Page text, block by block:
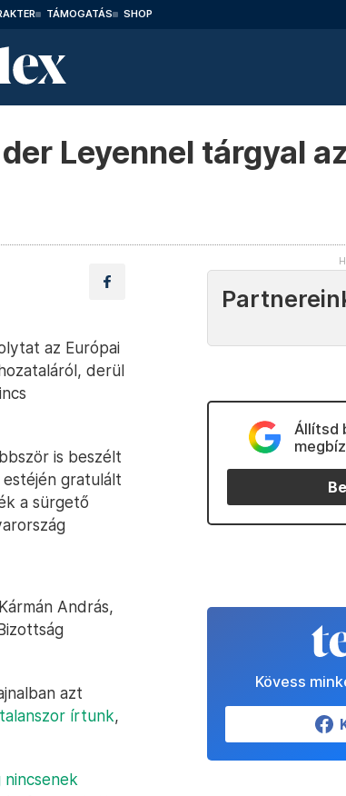
TÁMOGATÁS SHOP
Leyennel tárgyal
az Európai
derül
is beszélt
estéjén gratulált
a sürgető
András,
azt
írtunk,
Állítsd
Kövess